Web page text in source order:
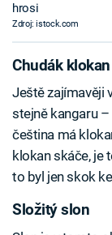
hrosi
Zdroj: istock.com
Chudák klokan
Ještě zajímavěji
stejně kangaru
čeština má
klokan skáče, je
to byl jen skok
Složitý slon